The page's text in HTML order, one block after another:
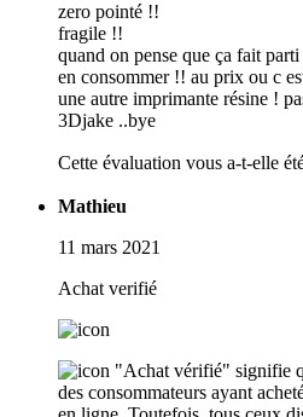
zero pointé !!
fragile !!
quand on pense que ça fait
en consommer !! au prix ou c
une autre imprimante résine !
3Djake ..bye
Cette évaluation vous a-t-elle
Mathieu
11 mars 2021
Achat verifié
"Achat vérifié" signifie
des consommateurs ayant